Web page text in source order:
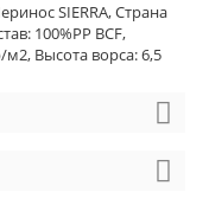
SIERRA, Страна
100%PP BCF,
м2, Высота ворса: 6,5